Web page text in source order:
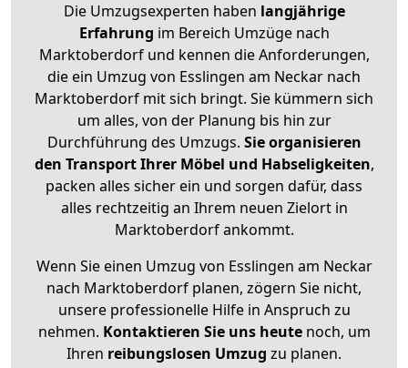
Die Umzugsexperten haben langjährige
Erfahrung im Bereich Umzüge nach
Marktoberdorf und kennen die Anforderungen,
die ein Umzug von Esslingen am Neckar nach
Marktoberdorf mit sich bringt. Sie kümmern sich
um alles, von der Planung bis hin zur
Durchführung des Umzugs. Sie organisieren
den Transport Ihrer Möbel und Habseligkeiten,
packen alles sicher ein und sorgen dafür, dass
alles rechtzeitig an Ihrem neuen Zielort in
Marktoberdorf ankommt.
Wenn Sie einen Umzug von Esslingen am Neckar
nach Marktoberdorf planen, zögern Sie nicht,
unsere professionelle Hilfe in Anspruch zu
nehmen. Kontaktieren Sie uns heutenoch, um
Ihren reibungslosen Umzug zu planen.